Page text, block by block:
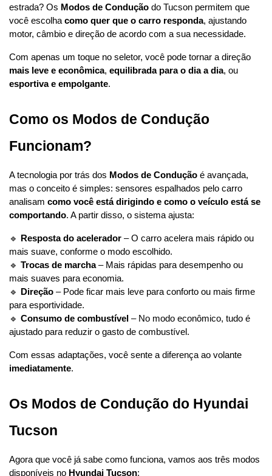
estrada? Os Modos de Condução do Tucson permitem que
você escolha como quer que o carro responda, ajustando
motor, câmbio e direção de acordo com a sua necessidade.
mais leve e econômica, equilibrada para o dia a dia
esportiva e empolgante.
Como os Modos de Condução
Funcionam?
A tecnologia por trás dos Modos de Condução é avançada,
mas o conceito é simples: sensores espalhados pelo carro
analisam como você está dirigindo e como o veículo está se
comportando. A partir disso, o sistema ajusta:
🔹 Resposta do acelerador – O carro acelera mais rápido ou
mais suave, conforme o modo escolhido.
🔹 Trocas de marcha – Mais rápidas para desempenho ou
mais suaves para economia.
🔹
Direção – Pode ficar mais leve para conforto ou mais firme
para esportividade.
🔹 Consumo de combustível – No modo econômico, tudo é
ajustado para reduzir o gasto de combustível.
imediatamente.
Os Modos de Condução do Hyundai
Tucson
Agora que você já sabe como funciona, vamos aos três modos
disponíveis no Hyundai Tucson: